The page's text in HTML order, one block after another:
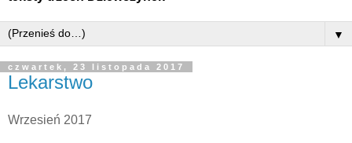
▼
czwartek, 23 listopada 2017
Lekarstwo
Wrzesień 2017